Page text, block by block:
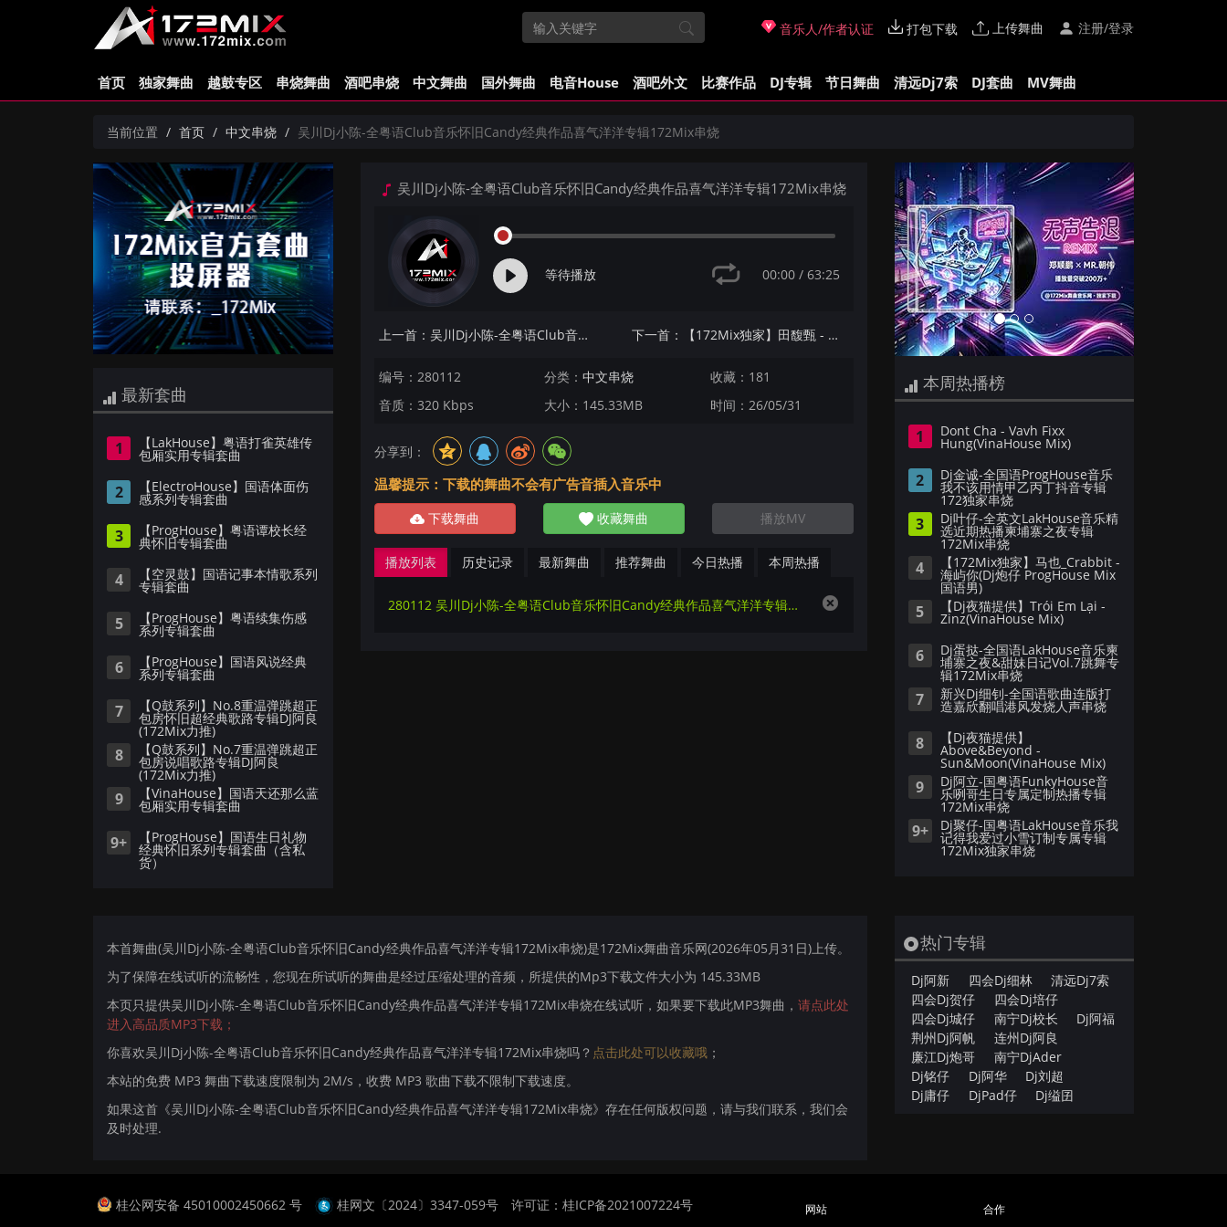
音乐人/作者认证 打包下载 上传舞曲 注册/登录
首页 独家舞曲 越鼓专区 串烧舞曲 酒吧串烧 中文舞曲 国外舞曲 电音House 酒吧外文 比赛作品 DJ专辑 节日舞曲 清远Dj7索 DJ套曲 MV舞曲
当前位置 首页 中文串烧 吴川Dj小陈-全粤语Club音乐怀旧Candy经典作品喜气洋洋专辑172Mix串烧
最新套曲
1 【LakHouse】粤语打雀英雄传
包厢实用专辑套曲
2 【ElectroHouse】国语体面伤
感系列专辑套曲
3 【ProgHouse】粤语谭校长经
典怀旧专辑套曲
4 【空灵鼓】国语记事本情歌系列
专辑套曲
5 【ProgHouse】粤语续集伤感
系列专辑套曲
6 【ProgHouse】国语风说经典
系列专辑套曲
7 【Q鼓系列】No.8重温弹跳超正
包房怀旧超经典歌路专辑DJ阿良
(172Mix力推)
8 【Q鼓系列】No.7重温弹跳超正
包房说唱歌路专辑DJ阿良
(172Mix力推)
9 【VinaHouse】国语天还那么蓝
包厢实用专辑套曲
9+ 【ProgHouse】国语生日礼物
经典怀旧系列专辑套曲（含私
货）
吴川Dj小陈-全粤语Club音乐怀旧Candy经典作品喜气洋洋专辑172Mix串烧
等待播放 00:00 / 63:25
上一首：吴川Dj小陈-全粤语Club音乐怀旧Candy大师作品说不出再见专辑172Mix串烧 下一首：【172Mix独家】田馥甄 - 你就不要想起我(Dj一枝花 FunkyHouse Mix国语女)空灵鼓
编号：280112 分类：中文串烧
收藏：181
音质：320 Kbps
大小：145.33MB 时间：26/05/31
分享到：
温馨提示：下载的舞曲不会有广告音插入音乐中
下载舞曲 收藏舞曲 播放MV
播放列表 历史记录 最新舞曲 推荐舞曲 今日热播 本周热播
280112 吴川Dj小陈-全粤语Club音乐怀旧Candy经典作品喜气洋洋专辑172Mix串烧
Previous Next
本周热播榜
1 Dont Cha - Vavh Fixx
Hung(VinaHouse Mix)
2 Dj金诚-全国语ProgHouse音乐
我不该用情甲乙丙丁抖音专辑
172独家串烧
3 Dj叶仔-全英文LakHouse音乐精
选近期热播柬埔寨之夜专辑
172Mix串烧
4 【172Mix独家】马也_Crabbit -
海屿你(Dj炮仔 ProgHouse Mix
国语男)
5 【Dj夜猫提供】Trói Em Lại -
Zinz(VinaHouse Mix)
6 Dj蛋挞-全国语LakHouse音乐柬
埔寨之夜&甜妹日记Vol.7跳舞专
辑172Mix串烧
7 新兴Dj细钊-全国语歌曲连版打
造嘉欣翻唱港风发烧人声串烧
8 【Dj夜猫提供】
Above&Beyond -
Sun&Moon(VinaHouse Mix)
9 Dj阿立-国粤语FunkyHouse音
乐咧哥生日专属定制热播专辑
172Mix串烧
9+ Dj聚仔-国粤语LakHouse音乐我
记得我爱过小雪订制专属专辑
172Mix独家串烧
本首舞曲(吴川Dj小陈-全粤语Club音乐怀旧Candy经典作品喜气洋洋专辑172Mix串烧)是172Mix舞曲音乐网(2026年05月31日)上传。
为了保障在线试听的流畅性，您现在所试听的舞曲是经过压缩处理的音频，所提供的Mp3下载文件大小为 145.33MB
本页只提供吴川Dj小陈-全粤语Club音乐怀旧Candy经典作品喜气洋洋专辑172Mix串烧在线试听，如果要下载此MP3舞曲， 请点此处
进入高品质MP3下载；
你喜欢吴川Dj小陈-全粤语Club音乐怀旧Candy经典作品喜气洋洋专辑172Mix串烧吗？ 点击此处可以收藏哦 ；
本站的免费 MP3 舞曲下载速度限制为 2M/s，收费 MP3 歌曲下载不限制下载速度。
如果这首《吴川Dj小陈-全粤语Club音乐怀旧Candy经典作品喜气洋洋专辑172Mix串烧》存在任何版权问题，请与我们联系，我们会
及时处理.
热门专辑
Dj阿新 四会Dj细林
清远Dj7索
四会Dj贺仔
四会Dj培仔
四会Dj城仔
南宁Dj校长
Dj阿福
荆州Dj阿帆
连州Dj阿良
廉江Dj炮哥
南宁DjAder
Dj铭仔
Dj阿华
Dj刘超
Dj庸仔
DjPad仔 Dj缢囝
桂公网安备 45010002450662 号 桂网文〔2024〕3347-059号
许可证：桂ICP备2021007224号
网站 合作